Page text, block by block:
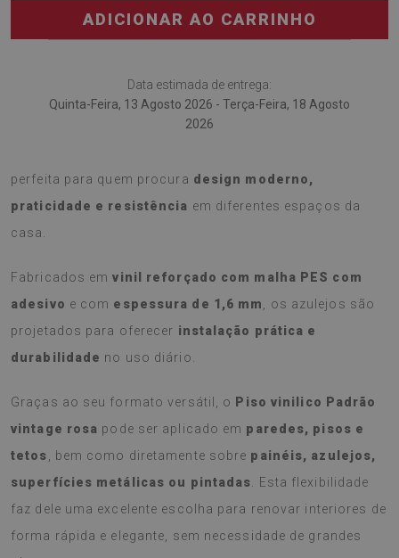
ADICIONAR AO CARRINHO
Data estimada de entrega:
Quinta-Feira, 13 Agosto 2026 - Terça-Feira, 18 Agosto
2026
perfeita para quem procura design moderno,
praticidade e resistência em diferentes espaços da
casa.
Fabricados emvinil reforçado com malha PES com
adesivo e com espessura de 1,6 mm
, os azulejos são
projetados para oferecer instalação prática e
durabilidade no uso diário.
Graças ao seu formato versátil, o Piso vinilico Padrão
vintage rosa pode ser aplicado em paredes, pisos e
tetos , bem como diretamente sobre painéis, azulejos,
superfícies metálicas ou pintadas . Esta flexibilidade
faz dele uma excelente escolha para renovar interiores de
forma rápida e elegante, sem necessidade de grandes